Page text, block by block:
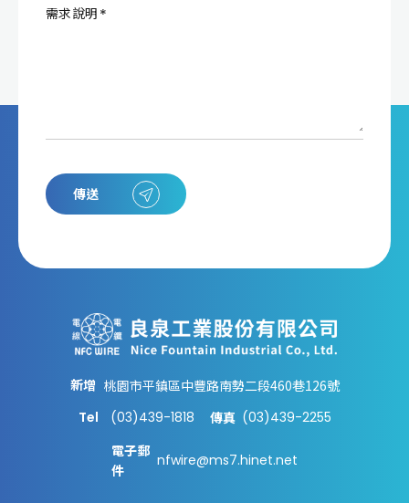
需求說明
傳送
新增 桃園市平鎮區中豐路南勢二段460巷126號
Tel
(03)439-1818 傳真 (03)439-2255
電子郵
件
nfwire@ms7.hinet.net